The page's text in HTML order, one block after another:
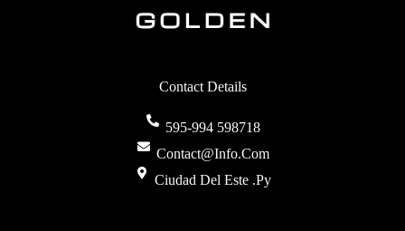
Contact Details
595-994 598718
Contact@info.com
Ciudad Del Este .py